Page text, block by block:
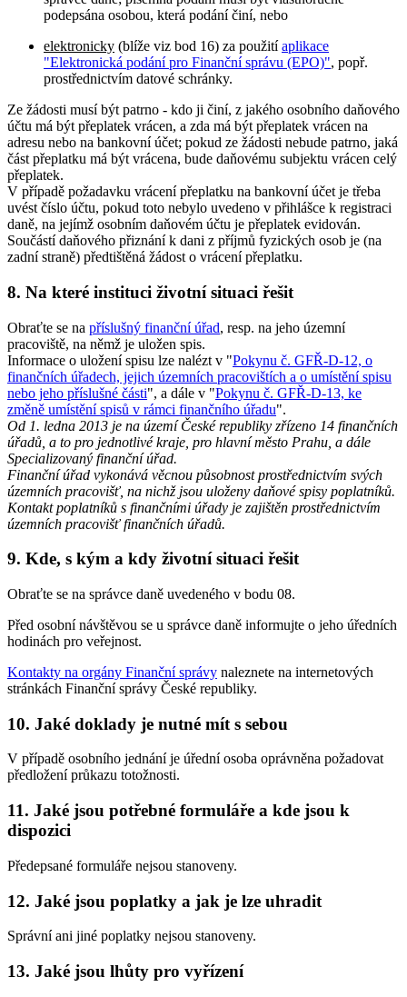
podepsána osobou, která podání činí, nebo
elektronicky (blíže viz bod 16) za použitíaplikace
"Elektronická podání pro Finanční správu (EPO)", popř.
prostřednictvím datové schránky.
Ze žádosti musí být patrno - kdo ji činí, z jakého osobního daňového
účtu má být přeplatek vrácen, a zda má být přeplatek vrácen na
adresu nebo na bankovní účet; pokud ze žádosti nebude patrno, jaká
část přeplatku má být vrácena, bude daňovému subjektu vrácen celý
přeplatek.
V případě požadavku vrácení přeplatku na bankovní účet je třeba
uvést číslo účtu, pokud toto nebylo uvedeno v přihlášce k registraci
daně, na jejímž osobním daňovém účtu je přeplatek evidován.
Součástí daňového přiznání k dani z příjmů fyzických osob je (na
zadní straně) předtištěná žádost o vrácení přeplatku.
8. Na které instituci životní situaci řešit
Obraťte se na příslušný finanční úřad, resp. na jeho územní
pracoviště, na němž je uložen spis.
Informace o uložení spisu lze nalézt v "Pokynu č. GFŘ-D-12, o
finančních úřadech, jejich územních pracovištích a o umístění spisu
nebo jeho příslušné části", a dále v "Pokynu č. GFŘ-D-13, ke
změně umístění spisů v rámci finančního úřadu".
Od 1. ledna 2013 je na území České republiky zřízeno 14 finančních
úřadů, a to pro jednotlivé kraje, pro hlavní město Prahu, a dále
Specializovaný finanční úřad.
Finanční úřad vykonává věcnou působnost prostřednictvím svých
územních pracovišť, na nichž jsou uloženy daňové spisy poplatníků.
Kontakt poplatníků s finančními úřady je zajištěn prostřednictvím
územních pracovišť finančních úřadů.
9. Kde, s kým a kdy životní situaci řešit
Obraťte se na správce daně uvedeného v bodu 08.
Před osobní návštěvou se u správce daně informujte o jeho úředních
hodinách pro veřejnost.
Kontakty na orgány Finanční správy naleznete na internetových
stránkách Finanční správy České republiky.
10. Jaké doklady je nutné mít s sebou
V případě osobního jednání je úřední osoba oprávněna požadovat
předložení průkazu totožnosti.
11. Jaké jsou potřebné formuláře a kde jsou k
dispozici
Předepsané formuláře nejsou stanoveny.
12. Jaké jsou poplatky a jak je lze uhradit
Správní ani jiné poplatky nejsou stanoveny.
13. Jaké jsou lhůty pro vyřízení